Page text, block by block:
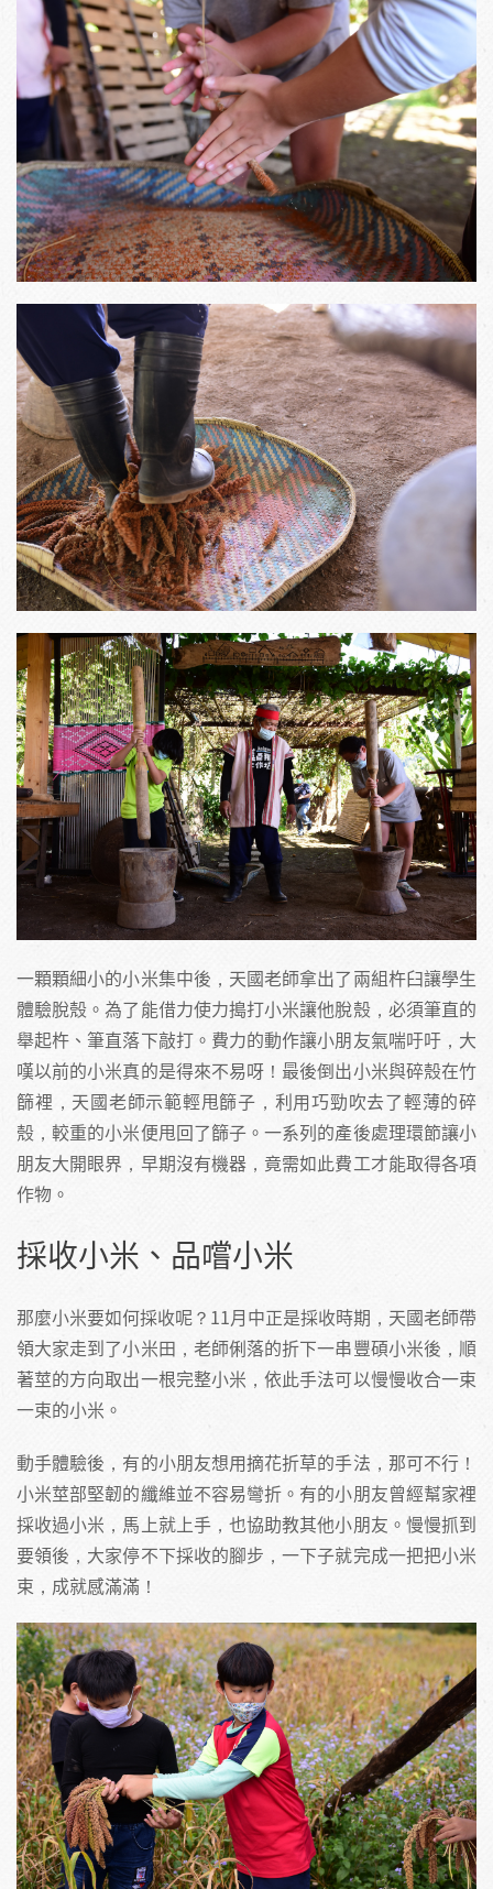
一顆顆細小的小米集中後，天國老師拿出了兩組杵臼讓學生
體驗脫殼。為了能借力使力搗打小米讓他脫殼，必須筆直的
舉起杵、筆直落下敲打。費力的動作讓小朋友氣喘吁吁，大
嘆以前的小米真的是得來不易呀！最後倒出小米與碎殼在竹
篩裡，天國老師示範輕甩篩子，利用巧勁吹去了輕薄的碎
殼，較重的小米便甩回了篩子。一系列的產後處理環節讓小
朋友大開眼界，早期沒有機器，竟需如此費工才能取得各項
作物。
採收小米、品嚐小米
那麼小米要如何採收呢？11月中正是採收時期，天國老師帶
領大家走到了小米田，老師俐落的折下一串豐碩小米後，順
著莖的方向取出一根完整小米，依此手法可以慢慢收合一束
一束的小米。
動手體驗後，有的小朋友想用摘花折草的手法，那可不行！
小米莖部堅韌的纖維並不容易彎折。有的小朋友曾經幫家裡
採收過小米，馬上就上手，也協助教其他小朋友。慢慢抓到
要領後，大家停不下採收的腳步，一下子就完成一把把小米
束，成就感滿滿！